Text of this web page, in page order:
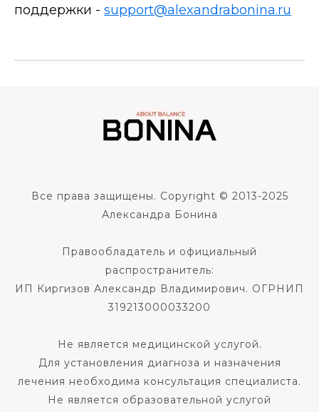
поддержки - support@alexandrabonina.ru
Все права защищены. Copyright © 2013-2025
Александра Бонина
Правообладатель и официальный
распространитель:
ИП Киргизов Александр Владимирович. ОГРНИП
319213000033200
Не является медицинской услугой.
Для установления диагноза и назначения
лечения необходима консультация специалиста.
Не является образовательной услугой